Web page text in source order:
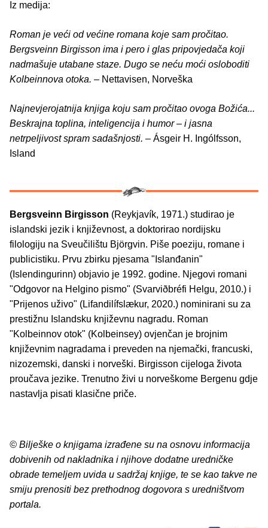
Iz medija:
Roman je veći od većine romana koje sam pročitao.
Bergsveinn Birgisson ima i pero i glas pripovjedača koji
nadmašuje utabane staze. Dugo se neću moći osloboditi
Kolbeinnova otoka. – Nettavisen, Norveška
Najnevjerojatnija knjiga koju sam pročitao ovoga Božića...
Beskrajna toplina, inteligencija i humor – i jasna
netrpeljivost spram sadašnjosti. – Ásgeir H. Ingólfsson,
Island
Bergsveinn Birgisson (Reykjavík, 1971.) studirao je
islandski jezik i književnost, a doktorirao nordijsku
filologiju na Sveučilištu Björgvin. Piše poeziju, romane i
publicistiku. Prvu zbirku pjesama "Islanđanin"
(Islendingurinn) objavio je 1992. godine. Njegovi romani
"Odgovor na Helgino pismo" (Svarviðbréfi Helgu, 2010.) i
"Prijenos uživo" (Lifandilífslækur, 2020.) nominirani su za
prestižnu Islandsku književnu nagradu. Roman
"Kolbeinnov otok" (Kolbeinsey) ovjenčan je brojnim
književnim nagradama i preveden na njemački, francuski,
nizozemski, danski i norveški. Birgisson cijeloga života
proučava jezike. Trenutno živi u norveškome Bergenu gdje
nastavlja pisati klasične priče.
© Bilješke o knjigama izrađene su na osnovu informacija
dobivenih od nakladnika i njihove dodatne uredničke
obrade temeljem uvida u sadržaj knjige, te se kao takve ne
smiju prenositi bez prethodnog dogovora s uredništvom
portala.